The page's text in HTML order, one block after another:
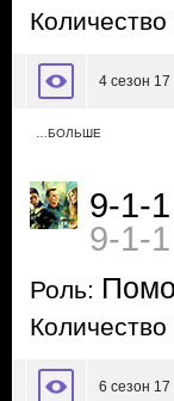
4 сезон 17
…БОЛЬШЕ
9-1-1
9-1-1
Роль:
6 сезон 17